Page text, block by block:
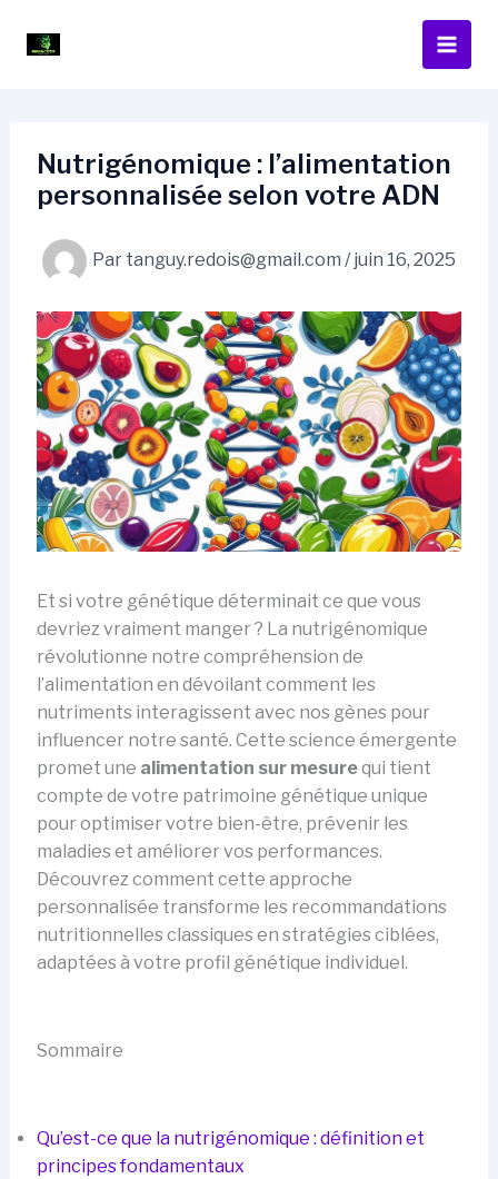
Nutrigénomique : l’alimentation
personnalisée selon votre ADN
Par tanguy.redois@gmail.com /juin 16, 2025
Et si votre génétique déterminait ce que vous
devriez vraiment manger ? La nutrigénomique
révolutionne notre compréhension de
l’alimentation en dévoilant comment les
nutriments interagissent avec nos gènes pour
influencer notre santé. Cette science émergente
promet une alimentation sur mesurequi tient
compte de votre patrimoine génétique unique
pour optimiser votre bien-être, prévenir les
maladies et améliorer vos performances.
Découvrez comment cette approche
personnalisée transforme les recommandations
nutritionnelles classiques en stratégies ciblées,
adaptées à votre profil génétique individuel.
Sommaire
Qu’est-ce que la nutrigénomique : définition et
principes fondamentaux